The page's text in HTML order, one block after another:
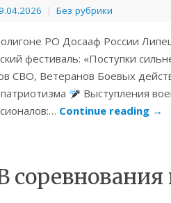
| Без рубрики
РО Досааф России
фестиваль: «Поступки
СВО, Ветеранов Боевых
Выступления
Continue reading →